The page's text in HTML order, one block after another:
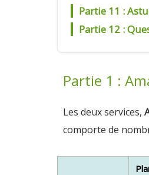
Partie 11 :
Partie 12 :
Partie 1 :
Les deux services,
comporte de